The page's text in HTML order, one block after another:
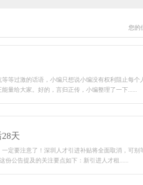
您的
等过激的话语，小编只想说小编没有权利阻止每个
量给大家。好的，言归正传，小编整理了一下......
天
定要注意了！深圳人才引进补贴将全面取消，可别
份公告提及的关注要点如下：新引进人才租......